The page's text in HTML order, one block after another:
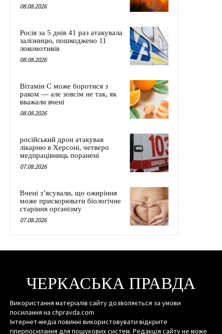
08.08.2026
Росія за 5 днів 41 раз атакувала
залізницю, пошкоджено 11
локомотивів
08.08.2026
Вітамін C може боротися з
раком — але зовсім не так, як
вважали вчені
08.08.2026
російський дрон атакував
лікарню в Херсоні, четверо
медпрацівниць поранені
07.08.2026
Вчені з’ясували, що ожиріння
може прискорювати біологічне
старіння організму
07.08.2026
ЧЕРКАСЬКА ПРАВДА
Використання матеріалів сайту дозволяється за умови
посилання на chpravda.com
Інтернет-медіа повинні використовувати відкрите
гіперпосилання для пошукових систем. Редакція сайту не може